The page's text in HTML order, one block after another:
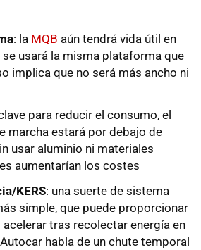
: la MQB aún tendrá vida útil en
usará la misma plataforma que
implica que no será más ancho ni
para reducir el consumo, el
marcha estará por debajo de
usar aluminio ni materiales
aumentarían los costes
KERS: una suerte de sistema
simple, que puede proporcionar
acelerar tras recolectar energía en
habla de un chute temporal